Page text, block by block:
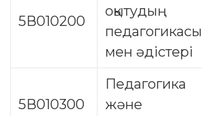
5В010200
оқытудың
педагогикасы
мен әдістері
5В010300
Педагогика
және